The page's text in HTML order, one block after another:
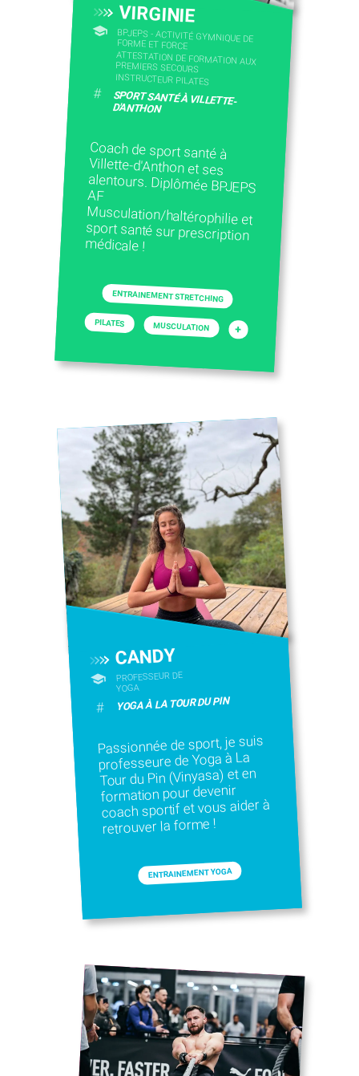
VIRGINIE
BPJEPS - ACTIVITÉ GYMNIQUE DE
FORME ET FORCE
ATTESTATION DE FORMATION AUX
PREMIERS SECOURS
INSTRUCTEUR PILATES
# SPORT SANTÉ À VILLETTE-
D'ANTHON
Coach de sport santé à
Villette-d'Anthon et ses
alentours. Diplômée BPJEPS
AF
Musculation/haltérophilie et
sport santé sur prescription
médicale !
ENTRAINEMENT STRETCHING
PILATES MUSCULATION +
CANDY
PROFESSEUR DE
YOGA
# YOGA À LA TOUR DU PIN
Passionnée de sport, je suis
professeure de Yoga à La
Tour du Pin (Vinyasa) et en
formation pour devenir
coach sportif et vous aider à
retrouver la forme !
ENTRAINEMENT YOGA